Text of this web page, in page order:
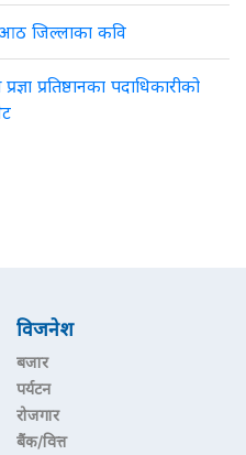
जिल्लाका कवि
प्रतिष्ठानका पदाधिकारीको
विजनेश
बजार
पर्यटन
रोजगार
बैंक/वित्त